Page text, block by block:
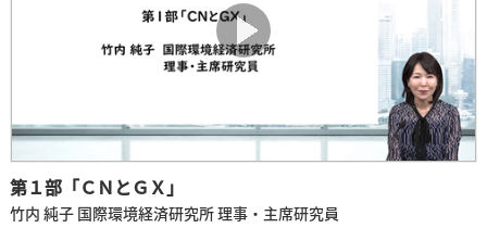
第１部「ＣＮとＧＸ」
竹内 純子 国際環境経済研究所 理事・主席研究員